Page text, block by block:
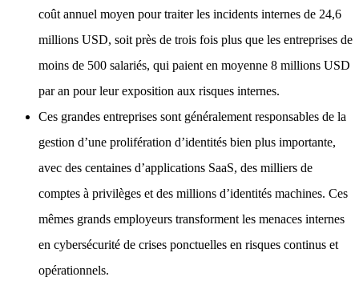
coût annuel moyen pour traiter les incidents internes de 24,6
millions USD, soit près de trois fois plus que les entreprises de
moins de 500 salariés, qui paient en moyenne 8 millions USD
par an pour leur exposition aux risques internes.
Ces grandes entreprises sont généralement responsables de la
gestion d’une prolifération d’identités bien plus importante,
avec des centaines d’applications SaaS, des milliers de
comptes à privilèges et des millions d’identités machines. Ces
mêmes grands employeurs transforment les menaces internes
en cybersécurité de crises ponctuelles en risques continus et
opérationnels.